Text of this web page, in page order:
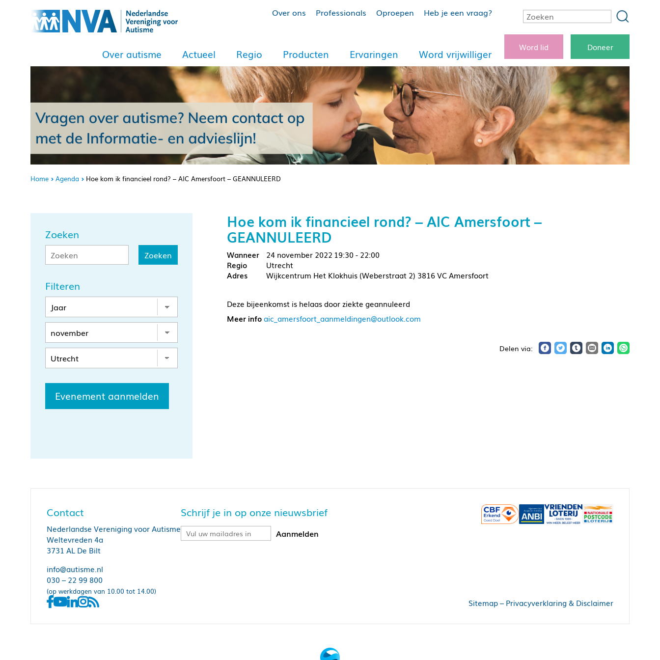
Over ons Professionals Oproepen Heb je een vraag?
Over autisme Actueel Regio Producten Ervaringen Word vrijwilliger
Word lid Doneer
Home Agenda Hoe kom ik financieel rond? – AIC Amersfoort – GEANNULEERD
Zoeken
Filteren
Evenement aanmelden
Hoe kom ik financieel rond? – AIC Amersfoort –
GEANNULEERD
24 november 2022 19:30 - 22:00
Utrecht
Wijkcentrum Het Klokhuis (Weberstraat 2) 3816 VC Amersfoort
Deze bijeenkomst is helaas door ziekte geannuleerd
Meer infoaic_amersfoort_aanmeldingen@outlook.com
Contact
Nederlandse Vereniging voor Autisme
Weltevreden 4a
3731 AL De Bilt
info@autisme.nl
030 – 22 99 800
(op werkdagen van 10.00 tot 14.00)
Schrijf je in op onze nieuwsbrief
Sitemap– Privacyverklaring & Disclaimer